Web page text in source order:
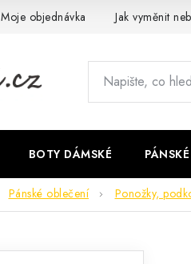
Moje objednávka Jak vyměnit
BOTY DÁMSKÉ
Pánské oblečení Ponožky,